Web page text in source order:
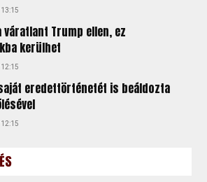
Trump ellen, ez
kerülhet
eredettörténetét is beáldozta